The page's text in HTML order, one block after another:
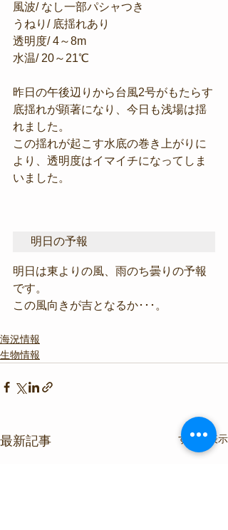
風波/ なし一部パシャつき
うねり/ 底揺れあり
透明度/ 4～8m
水温/ 20～21℃
昨日の午後辺りから台風2号がもたらす
底揺れが顕著になり、今日も浅場は揺
れました。
この揺れが起こす水底の巻き上がりに
より、透明度はイマイチになってしま
いました。
明日の予報
明日は東よりの風、雨のち曇りの予報
です。
この風向きが吉となるか･･･。
海況情報
生物情報
最新記事 すべて表示